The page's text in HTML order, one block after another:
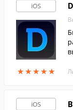
iOS
★★★★★
★★★★★
iOS